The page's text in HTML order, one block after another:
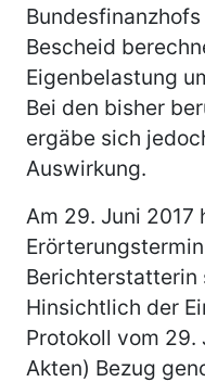
Bescheid
Eigenbelastung
Bei den bisher
ergäbe sich
Auswirkung.
Am 29. Juni 2017
Hinsichtlich der
Protokoll vom 29.
Akten) Bezug